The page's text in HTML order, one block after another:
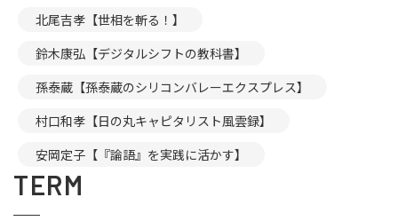
北尾吉孝【世相を斬る！】
鈴木康弘【デジタルシフトの教科書】
孫泰蔵【孫泰蔵のシリコンバレーエクスプレス】
村口和孝【日の丸キャピタリスト風雲録】
安岡定子【『論語』を実践に活かす】
TERM